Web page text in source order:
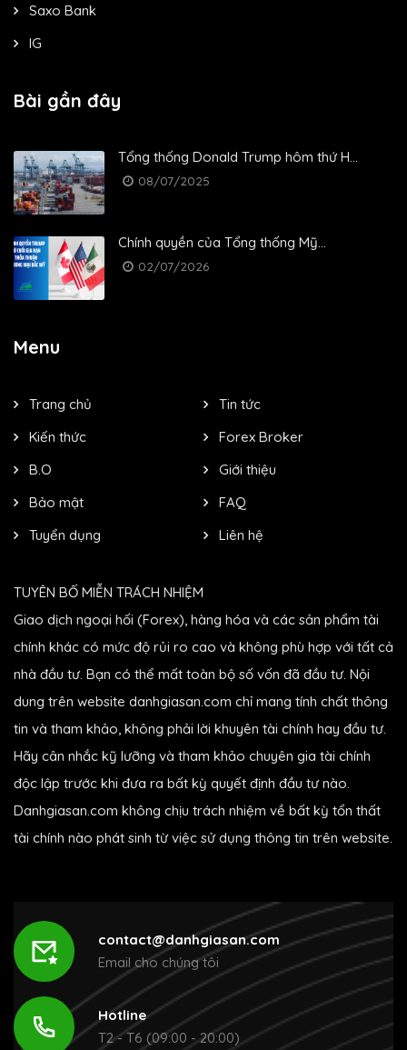
Saxo Bank
IG
Bài gần đây
Tổng thống Donald Trump hôm thứ H...
08/07/2025
Chính quyền của Tổng thống Mỹ...
02/07/2026
Menu
Trang chủ
Tin tức
Kiến thức
Forex Broker
B.O
Giới thiệu
Bảo mật
FAQ
Tuyển dụng
Liên hệ
TUYÊN BỐ MIỄN TRÁCH NHIỆM
Giao dịch ngoại hối (Forex), hàng hóa và các sản phẩm tài
chính khác có mức độ rủi ro cao và không phù hợp với tất cả
nhà đầu tư. Bạn có thể mất toàn bộ số vốn đã đầu tư. Nội
dung trên website danhgiasan.com chỉ mang tính chất thông
tin và tham khảo, không phải lời khuyên tài chính hay đầu tư.
Hãy cân nhắc kỹ lưỡng và tham khảo chuyên gia tài chính
độc lập trước khi đưa ra bất kỳ quyết định đầu tư nào.
Danhgiasan.com không chịu trách nhiệm về bất kỳ tổn thất
tài chính nào phát sinh từ việc sử dụng thông tin trên website.
contact@danhgiasan.com
Email cho chúng tôi
Hotline
T2 - T6 (09:00 - 20:00)